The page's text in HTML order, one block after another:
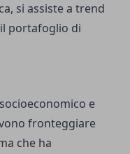
si assiste a trend
portafoglio di
e
fronteggiare
che ha